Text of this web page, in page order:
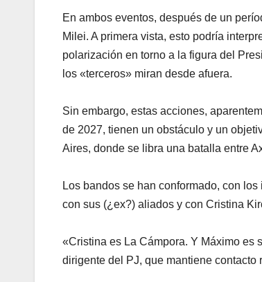
En ambos eventos, después de un
Milei. A primera vista, esto podría
polarización en torno a la figura del
los «terceros» miran desde afuera.
Sin embargo, estas acciones,
de 2027, tienen un obstáculo y un
Aires, donde se libra una batalla entre
Los bandos se han conformado, con
con sus (¿ex?) aliados y con Cristina
«Cristina es La Cámpora. Y Máximo es
dirigente del PJ, que mantiene contacto